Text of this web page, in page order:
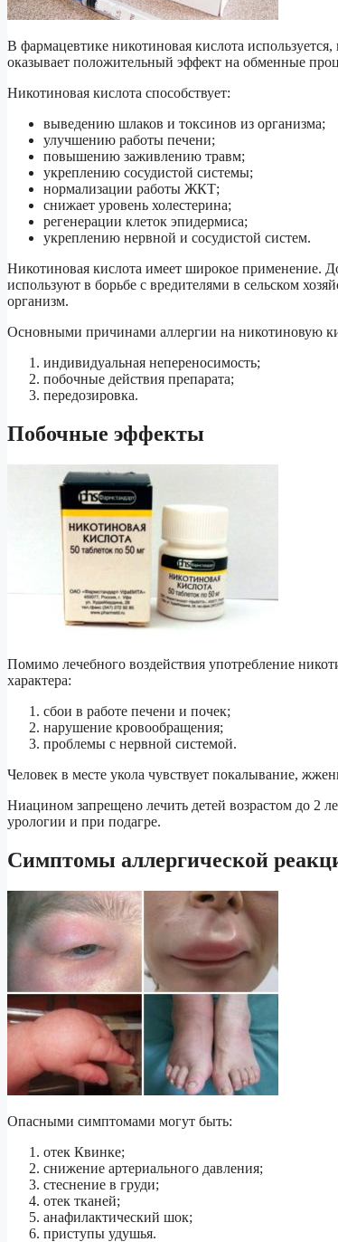
В фармацевтике никотиновая кислота
оказывает положительный эффект на обменные
Никотиновая кислота способствует:
выведению шлаков и токсинов из организма;
улучшению работы печени;
повышению заживлению травм;
укреплению сосудистой системы;
нормализации работы ЖКТ;
снижает уровень холестерина;
регенерации клеток эпидермиса;
укреплению нервной и сосудистой систем.
Никотиновая кислота имеет широкое применение.
используют в борьбе с вредителями в сельском
организм.
Основными причинами аллергии на никотиновую
индивидуальная непереносимость;
побочные действия препарата;
передозировка.
Побочные эффекты
Помимо лечебного воздействия употребление
характера:
сбои в работе печени и почек;
нарушение кровообращения;
проблемы с нервной системой.
Человек в месте укола чувствует покалывание,
Ниацином запрещено лечить детей возрастом до 2
урологии и при подагре.
Симптомы аллергической
Опасными симптомами могут быть:
отек Квинке;
снижение артериального давления;
стеснение в груди;
отек тканей;
анафилактический шок;
приступы удушья.